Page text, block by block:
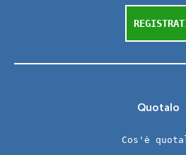
Quotalo
Cos'è